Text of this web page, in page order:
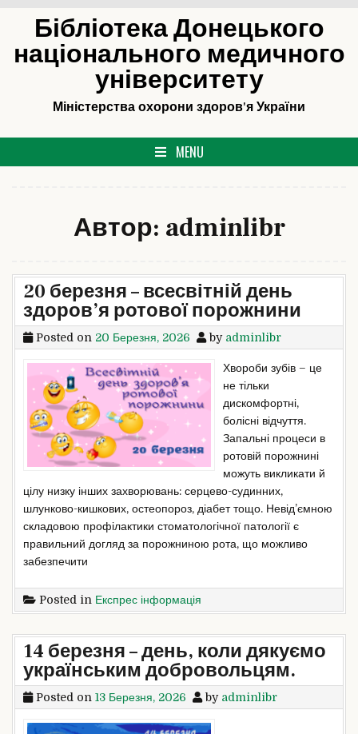
content
Бібліотека Донецького
національного медичного
університету
Міністерства охорони здоров'я України
MENU
Автор: adminlibr
20 березня – всесвітній день
здоров’я ротової порожнини
Posted on 20 Березня, 2026 by adminlibr
Хвороби зубів – це
не тільки
дискомфортні,
болісні відчуття.
Запальні процеси в
ротовій порожнині
можуть викликати й
цілу низку інших захворювань: серцево-судинних,
шлунково-кишкових, остеопороз, діабет тощо. Невід’ємною
складовою профілактики стоматологічної патології є
правильний догляд за порожниною рота, що можливо
забезпечити
Posted in Експрес інформація
14 березня – день, коли дякуємо
українським добровольцям.
Posted on 13 Березня, 2026 by adminlibr